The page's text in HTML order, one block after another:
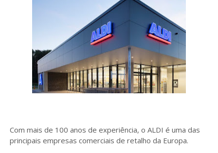
Com mais de 100 anos de experiência, o ALDI é uma das
principais empresas comerciais de retalho da Europa.